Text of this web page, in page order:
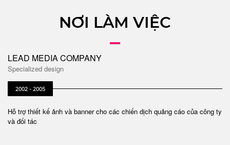
NƠI LÀM VIỆC
LEAD MEDIA COMPANY
Specialized design
2002 - 2005
Hỗ trợ thiết kế ảnh và banner cho các chiến dịch quảng cáo của công ty
và đối tác